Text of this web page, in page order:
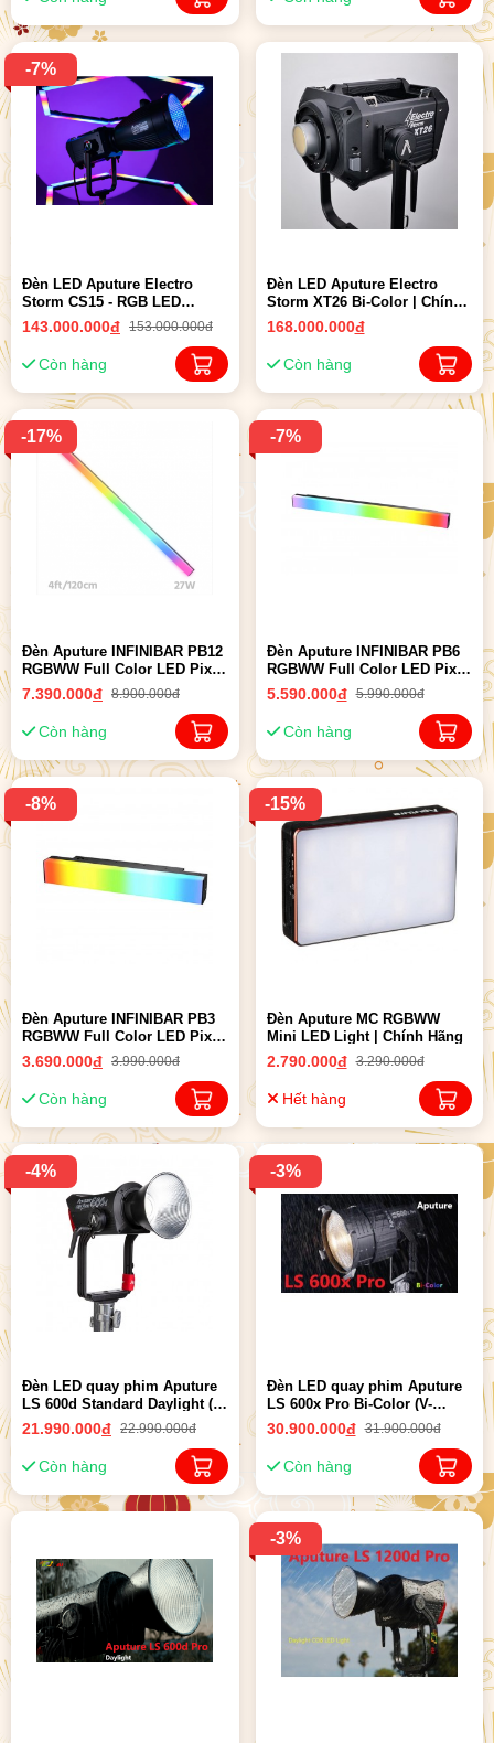
-7%
Đèn LED Aputure Electro
Storm CS15 - RGB LED
Monolight | Chính Hãng ( New
10-2023 )
143.000.000đ 153.000.000đ
Còn hàng
Đèn LED Aputure Electro
Storm XT26 Bi-Color | Chính
Hãng ( New 10-2023 )
168.000.000đ
Còn hàng
-17%
Đèn Aputure INFINIBAR PB12
RGBWW Full Color LED Pixel
Bar | Chính hãng
7.390.000đ 8.900.000đ
Còn hàng
-7%
Đèn Aputure INFINIBAR PB6
RGBWW Full Color LED Pixel
Bar | Chính hãng
5.590.000đ 5.990.000đ
Còn hàng
-8%
Đèn Aputure INFINIBAR PB3
RGBWW Full Color LED Pixel
Bar | Chính hãng
3.690.000đ 3.990.000đ
Còn hàng
-15%
Đèn Aputure MC RGBWW
Mini LED Light | Chính Hãng
2.790.000đ 3.290.000đ
Hết hàng
-4%
Đèn LED quay phim Aputure
LS 600d Standard Daylight (V-
mount) | Chính Hãng
21.990.000đ 22.990.000đ
Còn hàng
-3%
Đèn LED quay phim Aputure
LS 600x Pro Bi-Color (V-
mount) | Chính Hãng
30.900.000đ 31.900.000đ
Còn hàng
-3%